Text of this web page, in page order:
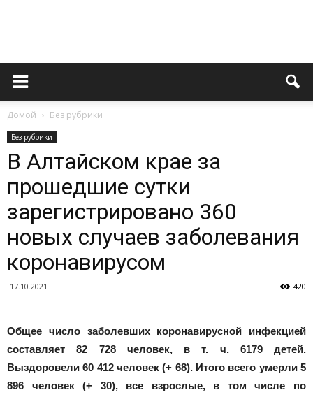
Novoaltaysk.online
Городской
Домой Без рубрики
Без рубрики
В Алтайском крае за
прошедшие сутки
зарегистрировано 360
новых случаев заболевания
коронавирусом
17.10.2021 420
Общее число заболевших коронавирусной инфекцией
составляет 82 728 человек, в т. ч. 6179 детей.
Выздоровели 60 412 человек (+ 68). Итого всего умерли 5
896 человек (+ 30), все взрослые, в том числе по